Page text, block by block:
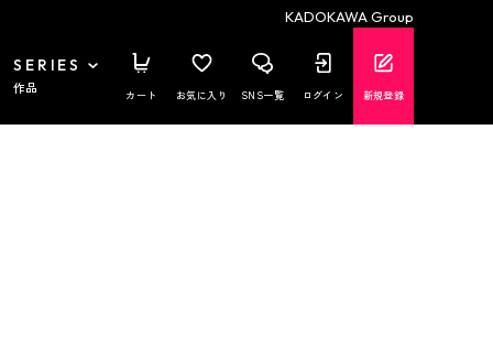
KADOKAWA Group
SERIES
作品 カート お気に入り SNS一覧 ログイン 新規登録